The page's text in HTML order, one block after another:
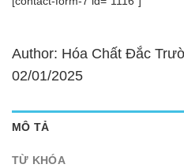
Author: Hóa Chất Đắc
02/01/2025
MÔ TẢ
TỪ KHÓA